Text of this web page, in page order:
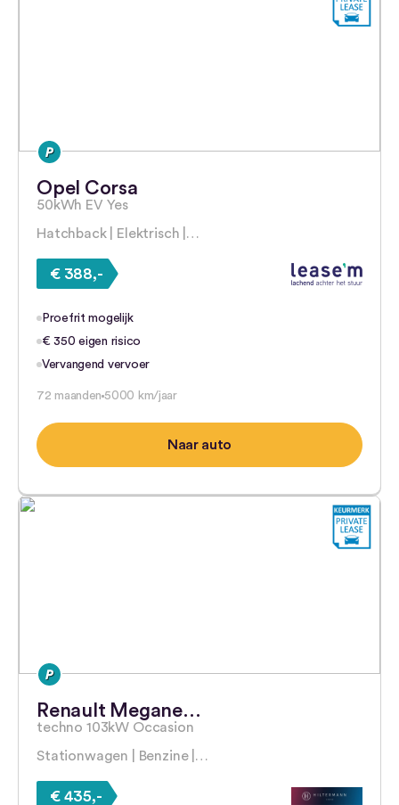
Opel Corsa
50kWh EV Yes
Hatchback | Elektrisch |…
€ 388,-
Proefrit mogelijk
€ 350 eigen risico
Vervangend vervoer
72 maanden 5000 km/jaar
Naar auto
Renault Megane…
techno 103kW Occasion
Stationwagen | Benzine |…
€ 435,-